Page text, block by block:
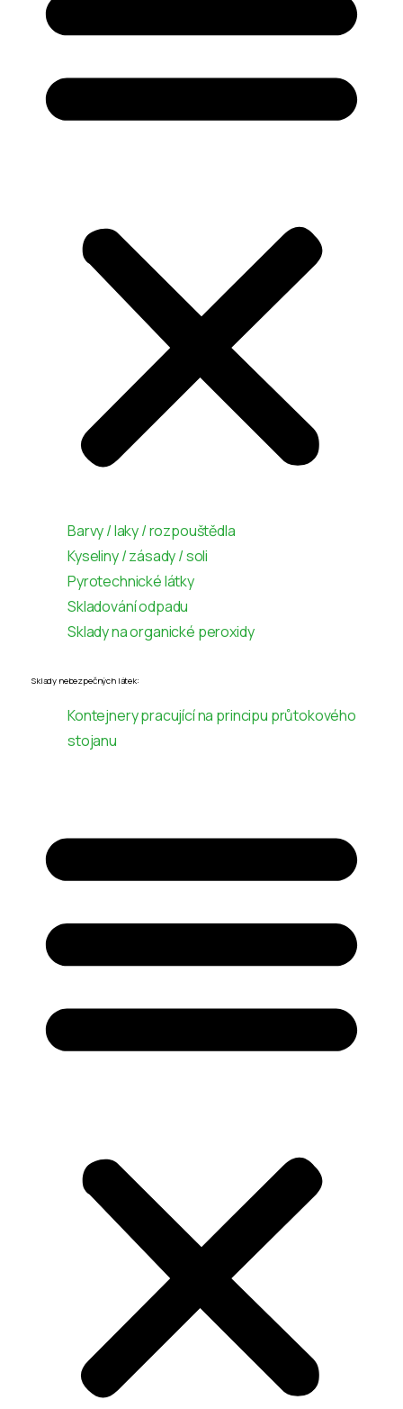
Barvy / laky / rozpouštědla
Kyseliny / zásady / soli
Pyrotechnické látky
Skladování odpadu
Sklady na organické peroxidy
Sklady nebezpečných látek:
Kontejnery pracující na principu průtokového
stojanu